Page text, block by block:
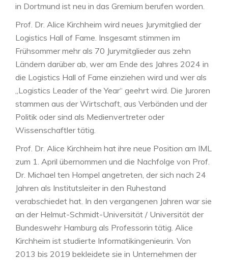
in Dortmund ist neu in das Gremium berufen worden.
Prof. Dr. Alice Kirchheim wird neues Jurymitglied der
Logistics Hall of Fame. Insgesamt stimmen im
Frühsommer mehr als 70 Jurymitglieder aus zehn
Ländern darüber ab, wer am Ende des Jahres 2024 in
die Logistics Hall of Fame einziehen wird und wer als
„Logistics Leader of the Year“ geehrt wird. Die Juroren
stammen aus der Wirtschaft, aus Verbänden und der
Politik oder sind als Medienvertreter oder
Wissenschaftler tätig.
Prof. Dr. Alice Kirchheim hat ihre neue Position am IML
zum 1. April übernommen und die Nachfolge von Prof.
Dr. Michael ten Hompel angetreten, der sich nach 24
Jahren als Institutsleiter in den Ruhestand
verabschiedet hat. In den vergangenen Jahren war sie
an der Helmut-Schmidt-Universität / Universität der
Bundeswehr Hamburg als Professorin tätig. Alice
Kirchheim ist studierte Informatikingenieurin. Von
2013 bis 2019 bekleidete sie in Unternehmen der